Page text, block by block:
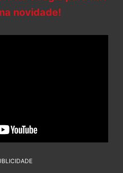
novidade!